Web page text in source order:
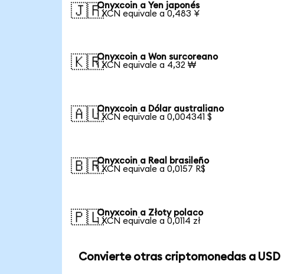
🇯🇵Onyxcoin a Yen japonés
1 XCN equivale a 0,483 ¥
🇰🇷Onyxcoin a Won surcoreano
1 XCN equivale a 4,32 ₩
🇦🇺Onyxcoin a Dólar australiano
1 XCN equivale a 0,004341 $
🇧🇷Onyxcoin a Real brasileño
1 XCN equivale a 0,0157 R$
🇵🇱Onyxcoin a Złoty polaco
1 XCN equivale a 0,0114 zł
Convierte otras criptomonedas a USD